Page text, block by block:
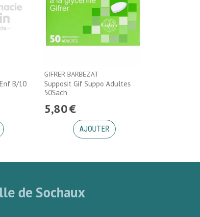
B/10
GIFRER BARBEZAT
Supposit Gif Suppo Adultes
50Sach
5,80€
AJOUTER
de Sochaux